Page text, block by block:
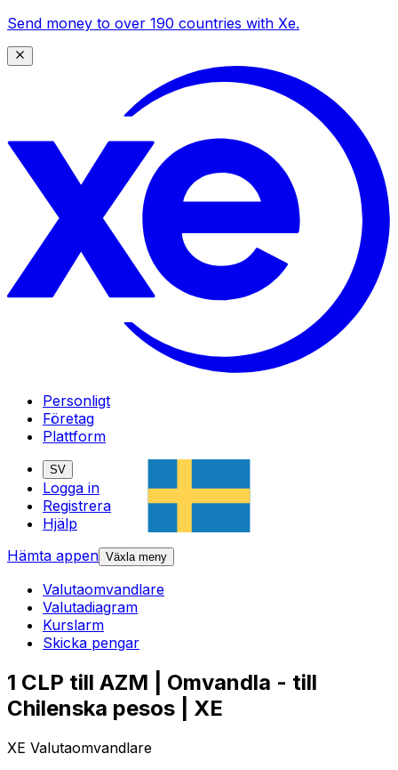
Send money to over 190 countries with Xe.
Personligt
Företag
Plattform
SV
Logga in
Registrera
Hjälp
Hämta appen Växla meny
Valutaomvandlare
Valutadiagram
Kurslarm
Skicka pengar
1 CLP till AZM | Omvandla - till
Chilenska pesos | XE
XE Valutaomvandlare